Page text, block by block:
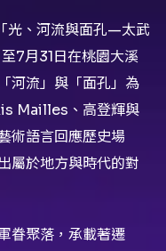
光、河流與面孔—太武
7月31日在桃園大溪
河流」與「面孔」為
Mailles、高登輝與
術語言回應歷史場
屬於地方與時代的對
眷聚落，承載著遷